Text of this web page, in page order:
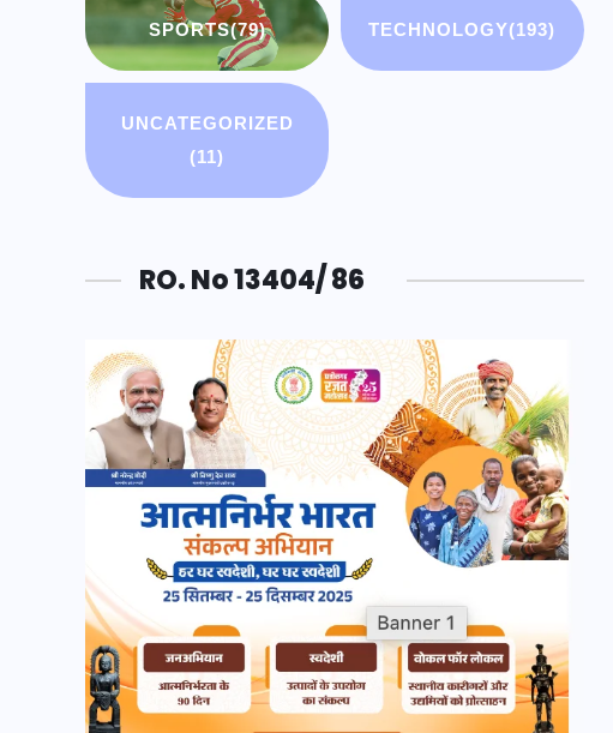
SPORTS(79) TECHNOLOGY(193)
UNCATEGORIZED
(11)
RO. No 13404/ 86